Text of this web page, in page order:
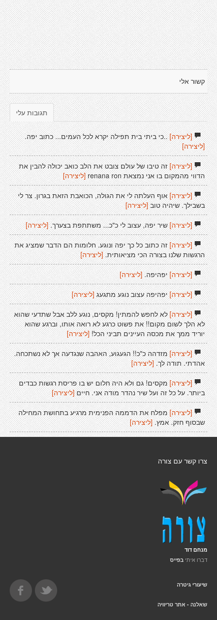
קשור אלי
תגובות עלי
[ליצירה]..כי ביתי בית תפילה יקרא לכל העמים... כתוב יפה.
[ליצירה]
[ליצירה]זה טיבו של עולם צובט את הלב כואב יכולה להבין את
הדווי מהמקום בו אני נמצאת renana ron
[ליצירה]
[ליצירה]אוף העלתה לי את הגולה, הכואבת הזאת בגרון. צר לי
בשבילך. שיהיה טוב [ליצירה]
[ליצירה]שיר יפה, עצוב לי כ"כ... משתתפת בצערך. [ליצירה]
[ליצירה]זה כתוב כל כך יפה ונוגע. חלומות הם הדבר שמציג את
הרגשות שלנו בצורה הכי מציאותית.[ליצירה]
[ליצירה]יפהיפה. [ליצירה]
[ליצירה]יפהיפה עצוב נוגע מתגעג [ליצירה]
[ליצירה]לא לחפש להמתין! מקסים, נוגע ללב אבל שתדעי שהוא
לא הלך לשום מקום!! את פשוט כרגע לא רואה אותו, וברגע שהוא
יוריד ממך את מכסה העיינים תביני הכל![ליצירה]
[ליצירה]מזדהה כ"כ!! הגעגוע, האהבה שנגדעה אך לא נשתכחה.
אהדתי. תודה לך. [ליצירה]
[ליצירה]מקסים! גם ולא היה חלום יש בו פריסת רגשות כבדים
ביותר. על כל זה ועל שיר נהדר מודה אני. חיים[ליצירה]
[ליצירה]מפלח את הדממה הפנימית מרגיע בתחושת המחילה
שבסוף חזק. אמץ. [ליצירה]
צרו קשר עם צורה
מנחם דוד
דברו איתי בפייס
שיעורי גיטרה
שאלנה - אתר טריוויה